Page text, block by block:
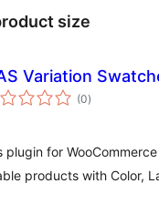
size
Variation
(0wszystkich
ocen
)
plugin for
products with Color,